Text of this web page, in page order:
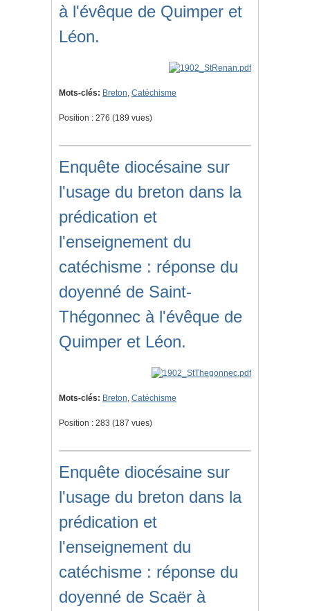
à l'évêque de Quimper et
Léon.
Mots-clés: Breton, Catéchisme
Position : 276 (189 vues)
Enquête diocésaine sur
l'usage du breton dans la
prédication et
l'enseignement du
catéchisme : réponse du
doyenné de Saint-
Thégonnec à l'évêque de
Quimper et Léon.
Mots-clés: Breton, Catéchisme
Position : 283 (187 vues)
Enquête diocésaine sur
l'usage du breton dans la
prédication et
l'enseignement du
catéchisme : réponse du
doyenné de Scaër à